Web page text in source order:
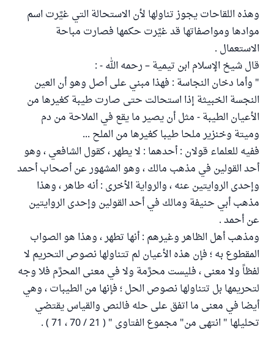
وهذه اللقاحات يجوز تناولها لأن الاستحالة التي غيَّرت اسم
موادها ومواصفاتها قد غيَّرت حكمها فصارت مباحة
الاستعمال .
قال شيخ الإسلام ابن تيمية – رحمه الله - :
" وأما دخان النجاسة : فهذا مبني على أصل وهو أن العين
النجسة الخبيثة إذا استحالت حتى صارت طيبة كغيرها من
الأعيان الطيبة - مثل أن يصير ما يقع في الملاحة من دم
وميتة وخنزير ملحا طيبا كغيرها من الملح ...
ففيه للعلماء قولان : أحدهما : لا يطهر ، كقول الشافعي ، وهو
أحد القولين في مذهب مالك ، وهو المشهور عن أصحاب أحمد
وإحدى الروايتين عنه ، والرواية الأخرى : أنه طاهر ، وهذا
مذهب أبي حنيفة ومالك في أحد القولين وإحدى الروايتين
عن أحمد .
ومذهب أهل الظاهر وغيرهم : أنها تطهر ، وهذا هو الصواب
المقطوع به ؛ فإن هذه الأعيان لم تتناولها نصوص التحريم لا
لفظاً ولا معنى ، فليست محرَّمة ولا في معنى المحرَّم فلا وجه
لتحريمها بل تتناولها نصوص الحل ؛ فإنها من الطيبات ، وهي
أيضا في معنى ما اتفق على حله فالنص والقياس يقتضي
تحليلها " انتهى من" مجموع الفتاوى " ( 21 / 70 ، 71 ) .